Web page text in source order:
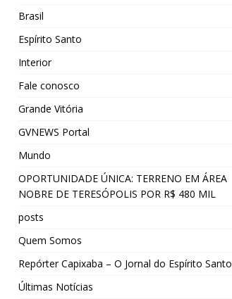
Brasil
Espírito Santo
Interior
Fale conosco
Grande Vitória
GVNEWS Portal
Mundo
OPORTUNIDADE ÚNICA: TERRENO EM ÁREA
NOBRE DE TERESÓPOLIS POR R$ 480 MIL
posts
Quem Somos
Repórter Capixaba – O Jornal do Espírito Santo
Últimas Notícias